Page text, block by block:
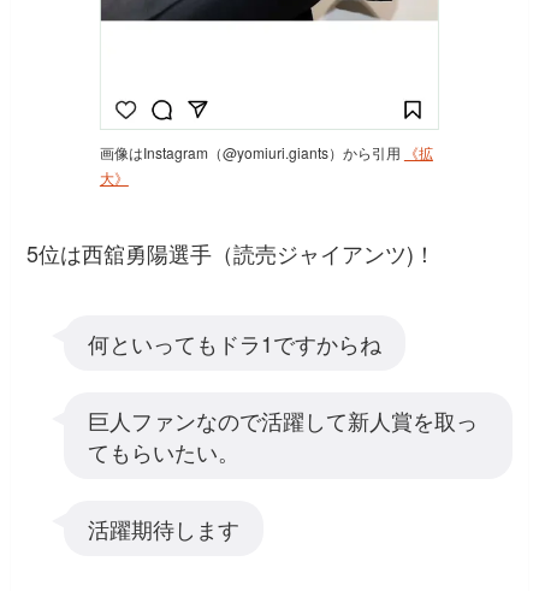
画像はInstagram（@yomiuri.giants）から引用
《拡
大》
5位は西舘勇陽選手（読売ジャイアンツ)！
何といってもドラ1ですからね
巨人ファンなので活躍して新人賞を取っ
てもらいたい。
活躍期待します